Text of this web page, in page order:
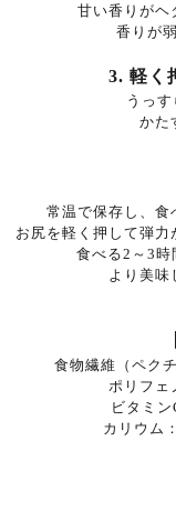
甘い香りがヘ
香りが
3. 軽く
うっ
かた
常温で保存し、 食
お尻を軽く押して弾
食べる2～3時
より美味
食物繊維（ペク
ポリフェ
ビタミ
カリウム